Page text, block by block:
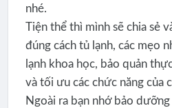
nhé.
Tiện thể thì mình sẽ chia sẻ
đúng cách tủ lạnh, các mẹo
lạnh khoa học, bảo quản
và tối ưu các chức năng của
Ngoài ra bạn nhớ bảo